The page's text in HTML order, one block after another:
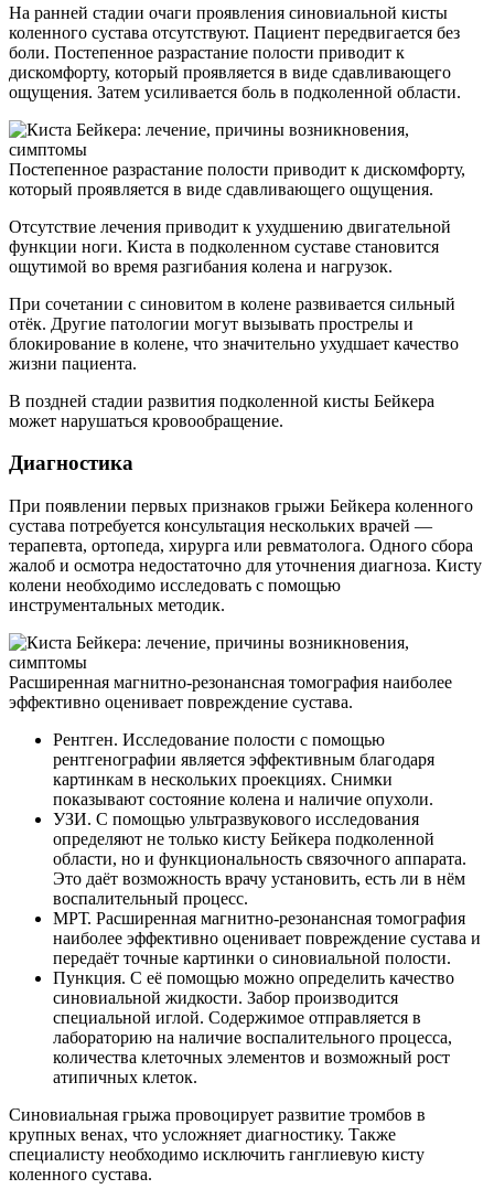
На ранней стадии очаги проявления синовиальной кисты
коленного сустава отсутствуют. Пациент передвигается без
боли. Постепенное разрастание полости приводит к
дискомфорту, который проявляется в виде сдавливающего
ощущения. Затем усиливается боль в подколенной области.
Постепенное разрастание полости приводит к дискомфорту,
который проявляется в виде сдавливающего ощущения.
Отсутствие лечения приводит к ухудшению двигательной
функции ноги. Киста в подколенном суставе становится
ощутимой во время разгибания колена и нагрузок.
При сочетании с синовитом в колене развивается сильный
отёк. Другие патологии могут вызывать прострелы и
блокирование в колене, что значительно ухудшает качество
жизни пациента.
В поздней стадии развития подколенной кисты Бейкера
может нарушаться кровообращение.
Диагностика
При появлении первых признаков грыжи Бейкера коленного
сустава потребуется консультация нескольких врачей —
терапевта, ортопеда, хирурга или ревматолога. Одного сбора
жалоб и осмотра недостаточно для уточнения диагноза. Кисту
колени необходимо исследовать с помощью
инструментальных методик.
Расширенная магнитно-резонансная томография наиболее
эффективно оценивает повреждение сустава.
Рентген. Исследование полости с помощью
рентгенографии является эффективным благодаря
картинкам в нескольких проекциях. Снимки
показывают состояние колена и наличие опухоли.
УЗИ. С помощью ультразвукового исследования
определяют не только кисту Бейкера подколенной
области, но и функциональность связочного аппарата.
Это даёт возможность врачу установить, есть ли в нём
воспалительный процесс.
МРТ. Расширенная магнитно-резонансная томография
наиболее эффективно оценивает повреждение сустава и
передаёт точные картинки о синовиальной полости.
Пункция. С её помощью можно определить качество
синовиальной жидкости. Забор производится
специальной иглой. Содержимое отправляется в
лабораторию на наличие воспалительного процесса,
количества клеточных элементов и возможный рост
атипичных клеток.
Синовиальная грыжа провоцирует развитие тромбов в
крупных венах, что усложняет диагностику. Также
специалисту необходимо исключить ганглиевую кисту
коленного сустава.